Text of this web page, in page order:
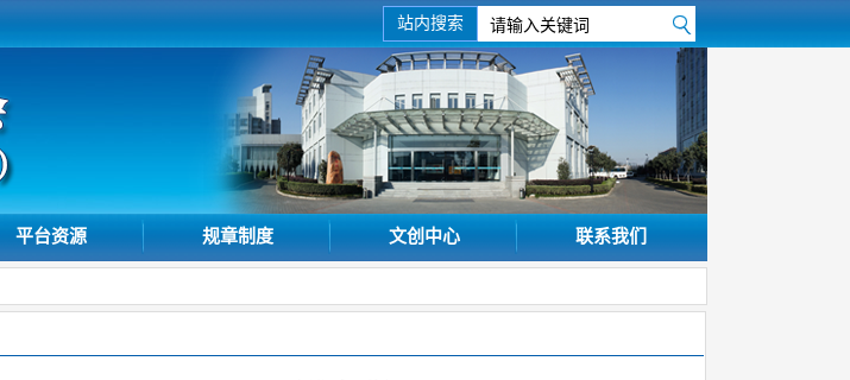
站内搜索
平台资源 规章制度 文创中心 联系我们